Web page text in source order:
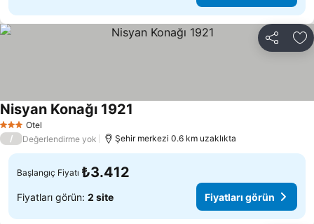
Paylaş
3 YıldızOtel
Nisyan Konağı 1921
/ Değerlendirme yok Şehir merkezi 0.6 km uzaklıkta
Başlangıç Fiyatı ₺3.412
Fiyatları görün: 2 site Fiyatları görün